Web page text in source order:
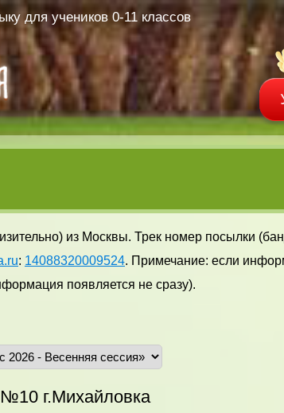
для учеников 0-11 классов
из Москвы. Трек номер посылки
: 14088320009524. Примечание: если
появляется не сразу).
г.Михайловка